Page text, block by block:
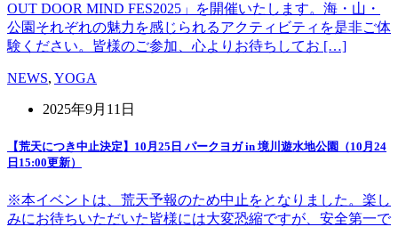
OUT DOOR MIND FES2025」を開催いたします。海・山・
公園それぞれの魅力を感じられるアクティビティを是非ご体
験ください。皆様のご参加、心よりお待ちしてお […]
NEWS, YOGA
2025年9月11日
【荒天につき中止決定】10月25日 パークヨガ in 境川遊水地公園（10月24
日15:00更新）
※本イベントは、荒天予報のため中止をとなりました。楽し
みにお待ちいただいた皆様には大変恐縮ですが、安全第一で